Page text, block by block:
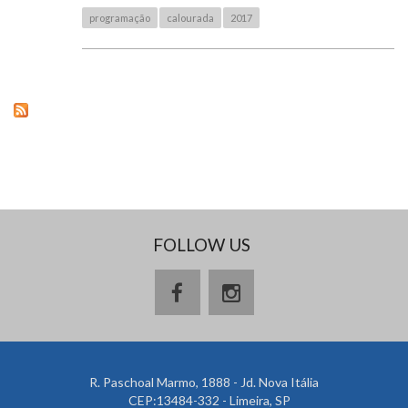
programação calourada 2017
FOLLOW US
R. Paschoal Marmo, 1888 - Jd. Nova Itália
CEP:13484-332 - Limeira, SP